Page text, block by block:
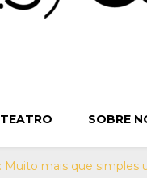
TEATRO SOBRE
Muito mais que simples